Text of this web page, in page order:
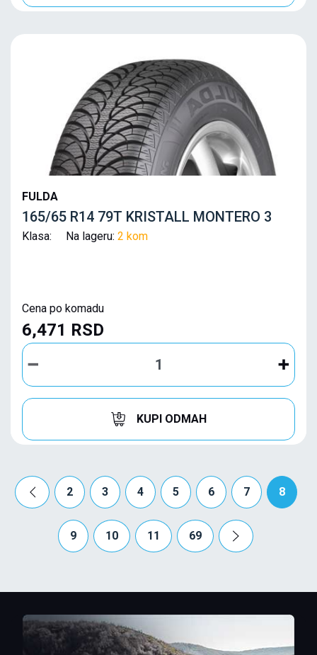
FULDA
165/65 R14 79T KRISTALL MONTERO 3
Klasa: Na lageru: 2 kom
Cena po komadu
6,471 RSD
KUPI ODMAH
2 3 4 5 6 7 8
9 10 11 69